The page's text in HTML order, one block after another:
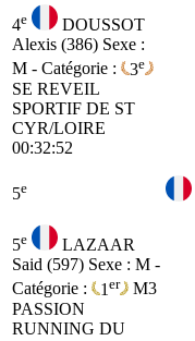
4e
DOUSSOT
Alexis (386) Sexe :
M - Catégorie :
3e
SE REVEIL
SPORTIF DE ST
CYR/LOIRE
00:32:52
5e
5e
LAZAAR
Said (597) Sexe : M -
Catégorie :
1 er
M3
PASSION
RUNNING DU